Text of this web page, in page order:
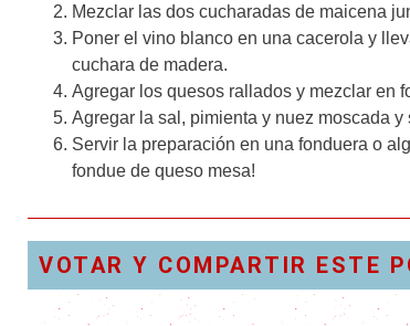
Mezclar las dos cucharadas de maicena
Poner el vino blanco en una cacerola y
cuchara de madera.
Agregar los quesos rallados y mezclar en
Agregar la sal, pimienta y nuez moscada
Servir la preparación en una fonduera o
fondue de queso mesa!
VOTAR Y COMPARTIR ESTE